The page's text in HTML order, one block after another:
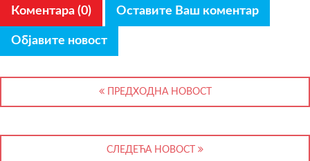
Коментара (0) Оставите Ваш коментар
Објавите новост
ПРЕДХОДНА НОВОСТ
СЛЕДЕЋА НОВОСТ